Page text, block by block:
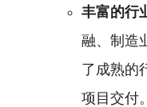
丰富的行
融、制造
了成熟的
项目交付。